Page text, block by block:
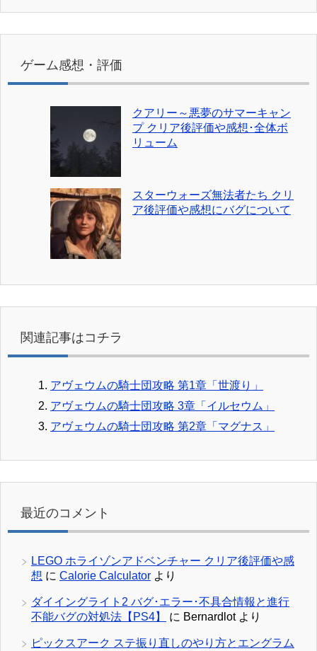
ゲーム感想・評価
クアリー～悪夢のサマーキャン
プ クリア後評価や感想･全体ボ
リューム
スターウォーズ無法者たち クリ
ア後評価や感想にバグについて
関連記事はコチラ
アヴェウムの騎士団攻略 第1章「世渡り」
アヴェウムの騎士団攻略 3章「イルセウム」
アヴェウムの騎士団攻略 第2章「マグナス」
最近のコメント
LEGO ホライゾンアドベンチャー クリア後評価や感
想 に Calorie Calculator より
ダイイングライト2 バグ･エラー･不具合情報と進行
不能バグの対処法【PS4】
に Bernardlotより
ピックスアーク ステ振り直しのやり方とエングラム